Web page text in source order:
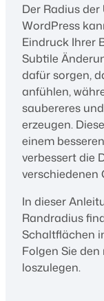
Der Radius
WordPress
Eindruck Ihrer
Subtile
dafür sorgen,
anfühlen,
saubereres
erzeugen.
einem
verbessert die
verschiedenen
In dieser
Randradius
Schaltflächen
Folgen Sie
loszulegen.